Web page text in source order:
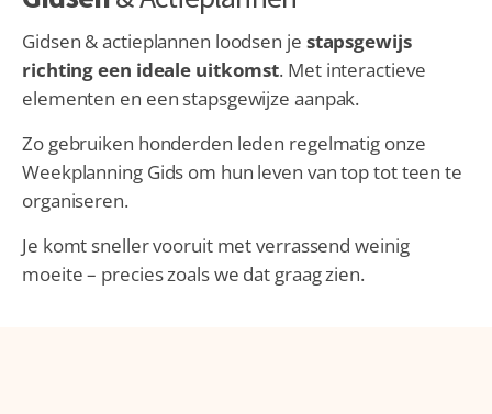
Gidsen & actieplannen loodsen je stapsgewijs
richting een ideale uitkomst. Met interactieve
elementen en een stapsgewijze aanpak.
Zo gebruiken honderden leden regelmatig onze
Weekplanning Gids om hun leven van top tot teen te
organiseren.
Je komt sneller vooruit met verrassend weinig
moeite – precies zoals we dat graag zien.